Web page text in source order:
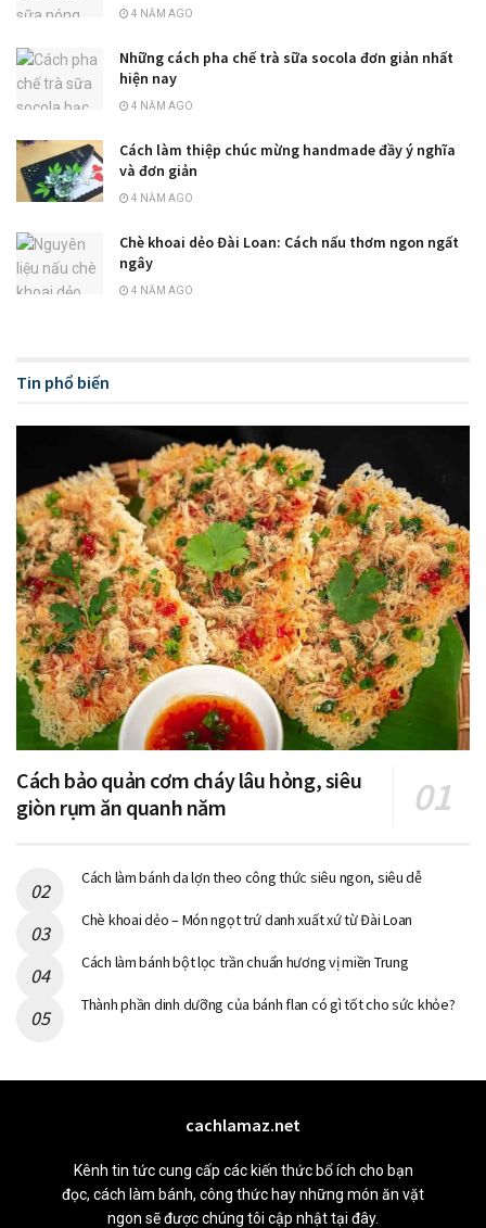
4 NĂM AGO
Những cách pha chế trà sữa socola đơn giản nhất
hiện nay
4 NĂM AGO
Cách làm thiệp chúc mừng handmade đầy ý nghĩa
và đơn giản
4 NĂM AGO
Chè khoai dẻo Đài Loan: Cách nấu thơm ngon ngất
ngây
4 NĂM AGO
Tin phổ biến
Cách bảo quản cơm cháy lâu hỏng, siêu
giòn rụm ăn quanh năm
Cách làm bánh da lợn theo công thức siêu ngon, siêu dễ
Chè khoai dẻo – Món ngọt trứ danh xuất xứ từ Đài Loan
Cách làm bánh bột lọc trần chuẩn hương vị miền Trung
Thành phần dinh dưỡng của bánh flan có gì tốt cho sức khỏe?
cachlamaz.net
Kênh tin tức cung cấp các kiến thức bổ ích cho bạn
đọc, cách làm bánh, công thức hay những món ăn vặt
ngon sẽ được chúng tôi cập nhật tại đây.